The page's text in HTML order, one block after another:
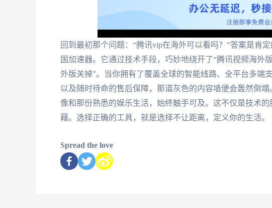
回到最初那个问题：“腾讯vip在海外可以看吗？”答案是肯
国加速器。它通过技术手段，巧妙地绕开了“腾讯视频海外
外版关掉”。当你拥有了覆盖全球的智能线路、全平台多端
以及随时待命的售后保障，那道灰色的内容墙便会轰然倒
像和那份熟悉的娱乐生活，始终触手可及。这不仅是技术
藉。选择正确的工具，就是选择不让距离，定义你的生活。
Spread the love